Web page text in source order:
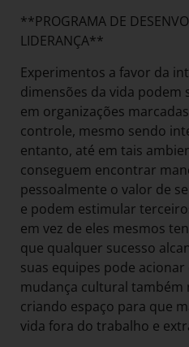
**PROGRAMA DE
LIDERANÇA**
Experimentos a favor da
dimensões da vida
em organizações
controle, mesmo sendo
entanto, até em tais
conseguem encontrar
pessoalmente o valor de
e podem estimular
em vez de eles mesmos
que qualquer sucesso
suas equipes pode
mudança cultural também
criando espaço para que
vida fora do trabalho e